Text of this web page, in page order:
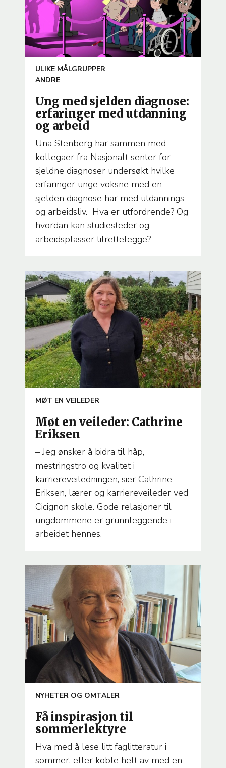
ARTICLE
TEMA
ULIKE MÅLGRUPPER
ANDRE
Ung med sjelden diagnose:
erfaringer med utdanning
og arbeid
Una Stenberg har sammen med
kollegaer fra Nasjonalt senter for
sjeldne diagnoser undersøkt hvilke
erfaringer unge voksne med en
sjelden diagnose har med utdannings-
og arbeidsliv. Hva er utfordrende? Og
hvordan kan studiesteder og
arbeidsplasser tilrettelegge?
ARTICLE
MØT EN VEILEDER
Møt en veileder: Cathrine
Eriksen
– Jeg ønsker å bidra til håp,
mestringstro og kvalitet i
karriereveiledningen, sier Cathrine
Eriksen, lærer og karriereveileder ved
Cicignon skole. Gode relasjoner til
ungdommene er grunnleggende i
arbeidet hennes.
ARTICLE
NYHETER OG OMTALER
Få inspirasjon til
sommerlektyre
Hva med å lese litt faglitteratur i
sommer, eller koble helt av med en